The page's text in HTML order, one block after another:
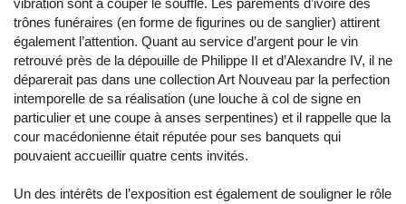
vibration sont à couper le souffle. Les parements d’ivoire des
trônes funéraires (en forme de figurines ou de sanglier) attirent
également l’attention. Quant au service d’argent pour le vin
retrouvé près de la dépouille de Philippe II et d’Alexandre IV, il ne
déparerait pas dans une collection Art Nouveau par la perfection
intemporelle de sa réalisation (une louche à col de signe en
particulier et une coupe à anses serpentines) et il rappelle que la
cour macédonienne était réputée pour ses banquets qui
pouvaient accueillir quatre cents invités.
Un des intérêts de l’exposition est également de souligner le rôle